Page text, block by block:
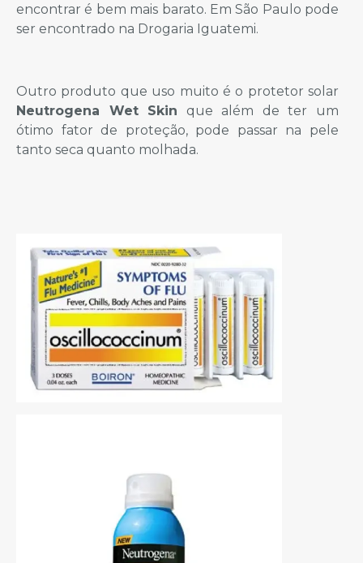
encontrar é bem mais barato. Em São Paulo pode
ser encontrado na Drogaria Iguatemi.
Outro produto que uso muito é o protetor solar
Neutrogena Wet Skin que além de ter um
ótimo fator de proteção, pode passar na pele
tanto seca quanto molhada.